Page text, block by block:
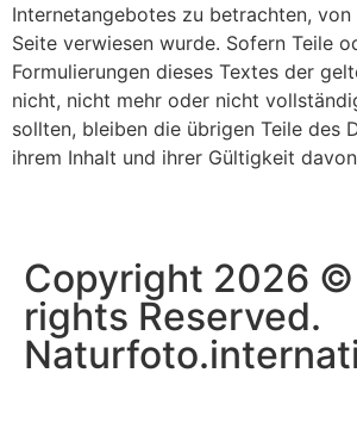
Internetangebotes zu betrachten,
Seite verwiesen wurde. Sofern Teile
Formulierungen dieses Textes der
nicht, nicht mehr oder nicht
sollten, bleiben die übrigen Teile des
ihrem Inhalt und ihrer Gültigkeit
Copyright 2026 ©
rights Reserved.